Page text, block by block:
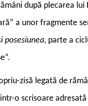
după plecarea
a unor fragmente
posesiunea, parte a
zisă legată de
o scrisoare